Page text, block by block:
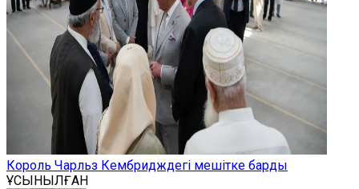
Король Чарльз Кембридждегі мешітке барды
ҰСЫНЫЛҒАН